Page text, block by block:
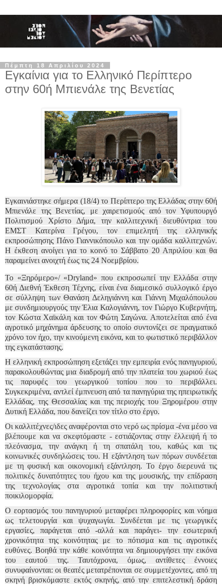
Πέμπτη 18 Απριλίου 2024
Εγκαίνια για το Ελληνικό Περίπτερο
στην 60ή Μπιενάλε της Βενετίας
Εγκαινιάστηκε σήμερα (18/4) το Περίπτερο της Ελλάδας στην 60ή
Μπιενάλε της Βενετίας, με χαιρετισμούς από τον Υφυπουργό
Πολιτισμού Χρίστο Δήμα, την καλλιτεχνική διευθύντρια του
ΕΜΣΤ Κατερίνα Γρέγου, τον επιμελητή της ελληνικής
εκπροσώπησης Πάνο Γιαννικόπουλο και την ομάδα καλλιτεχνών.
Η έκθεση ανοίγει για το κοινό το Σάββατο 20 Απριλίου και θα
παραμείνει ανοιχτή έως τις 24 Νοεμβρίου.
Το «Ξηρόμερο»/ «Dryland» που εκπροσωπεί την Ελλάδα στην
60ή Διεθνή Έκθεση Τέχνης, είναι ένα διαμεσικό συλλογικό έργο
σε σύλληψη των Θανάση Δεληγιάννη και Γιάννη Μιχαλόπουλου
με συνδημιουργούς την Έλια Καλογιάννη, τον Γιώργο Κυβερνήτη,
τον Κώστα Χαϊκάλη και τον Φώτη Σαγώνα. Αποτελείται από ένα
αγροτικό μηχάνημα άρδευσης το οποίο συντονίζει σε πραγματικό
χρόνο τον ήχο, την κινούμενη εικόνα, και το φωτιστικό περιβάλλον
της εγκατάστασης.
Η ελληνική εκπροσώπηση εξετάζει την εμπειρία ενός πανηγυριού,
παρακολουθώντας μια διαδρομή από την πλατεία του χωριού έως
τις παρυφές του γεωργικού τοπίου που το περιβάλλει.
Συγκεκριμένα, αντλεί έμπνευση από τα πανηγύρια της ηπειρωτικής
Ελλάδας, της Θεσσαλίας και της περιοχής του Ξηρομέρου στην
Δυτική Ελλάδα, που δανείζει τον τίτλο στο έργο.
Οι καλλιτέχνες/ιδες αναφέρονται στο νερό ως πρίσμα -ένα μέσο να
βλέπουμε και να σκεφτόμαστε - εστιάζοντας στην έλλειψή ή το
πλεόνασμα, την ανάγκη ή τη σπατάλη του, καθώς και τις
κοινωνικές συνδηλώσεις του. Η εξάντληση των πόρων συνδέεται
με τη φυσική και οικονομική εξάντληση. Το έργο διερευνά τις
πολιτικές δυνατότητες του ήχου και της μουσικής, την επίδραση
της τεχνολογίας στα αγροτικά τοπία και την πολιτιστική
ποικιλομορφία.
Ο εορτασμός του πανηγυριού μεταφέρει πληροφορίες και νόημα
ως τελετουργία και ψυχαγωγία. Συνδέεται με τις γεωργικές
εργασίες, παράγεται από -αλλά και παράγει- την εσωτερική
χρονικότητα της κοινότητας με το πότισμα και τις αγροτικές
ευθύνες. Βοηθά την κάθε κοινότητα να δημιουργήσει την εικόνα
του εαυτού της. Ταυτόχρονα, όμως, αντίθετες έννοιες
συνυφαίνονται: οι θεατές μετατρέπονται σε συμμετέχοντες, από τη
σκηνή βρισκόμαστε εκτός σκηνής, από την επιτελεστική δράση